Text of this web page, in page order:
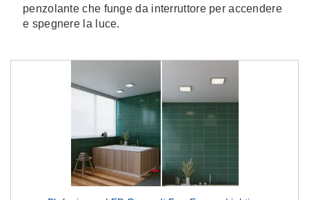
penzolante che funge da interruttore per accendere
e spegnere la luce.